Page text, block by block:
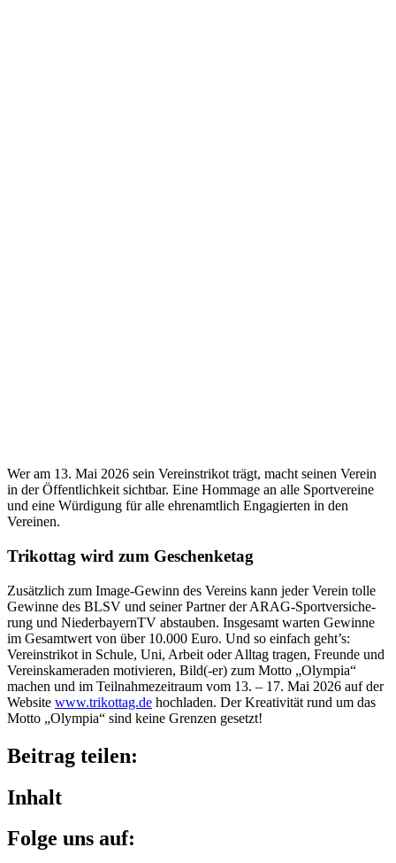
Wer am 13. Mai 2026 sein Vereins­tri­kot trägt, macht seinen Verein
in der Öffent­lich­keit sicht­bar. Eine Hommage an alle Sport­ver­eine
und eine Würdi­gung für alle ehren­amt­lich Enga­gier­ten in den
Vereinen.
Trikot­tag wird zum Geschenketag
Zusätz­lich zum Image-Gewinn des Vereins kann jeder Verein tolle
Gewinne des BLSV und seiner Part­ner der ARAG-Sport­ver­si­che­
rung und Nieder­bay­ernTV abstau­ben. Insge­samt warten Gewinne
im Gesamt­wert von über 10.000 Euro. Und so einfach geht’s:
Vereins­tri­kot in Schule, Uni, Arbeit oder Alltag tragen, Freunde und
Vereins­ka­me­ra­den moti­vie­ren, Bild(-er) zum Motto „Olym­pia“
machen und im Teil­nah­me­zeit­raum vom 13. – 17. Mai 2026 auf der
Website www​.trikot​tag​.de hoch­la­den. Der Krea­ti­vi­tät rund um das
Motto „Olym­pia“ sind keine Gren­zen gesetzt!
Beitrag teilen:
Inhalt
Folge uns auf: